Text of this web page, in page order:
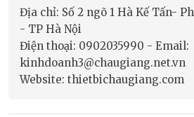
Địa chỉ: Số 2 ngõ 1 Hà Kế Tấn-
- TP Hà Nội
Điện thoại: 0902035990 - Email:
kinhdoanh3@chaugiang.net.vn
Website: thietbichaugiang.com